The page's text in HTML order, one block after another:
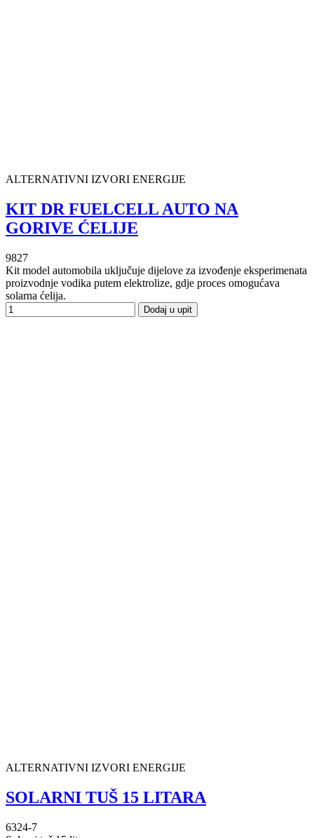
ALTERNATIVNI IZVORI ENERGIJE
KIT DR FUELCELL AUTO NA
GORIVE ĆELIJE
9827
Kit model automobila uključuje dijelove za izvođenje eksperimenata
proizvodnje vodika putem elektrolize, gdje proces omogućava
solarna ćelija.
Dodaj u upit
ALTERNATIVNI IZVORI ENERGIJE
SOLARNI TUŠ 15 LITARA
6324-7